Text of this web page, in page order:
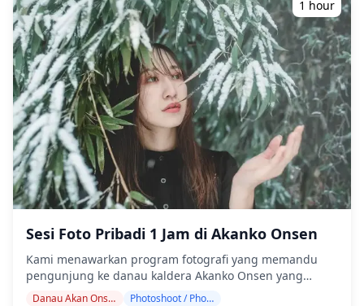
(https://assets.hldycdn.com/129f4a9e-3d95-43e8-919d-
2622006d39e6.jpg) ![]
(https://assets.hldycdn.com/c092fd0f-71f9-4c9f-a08c-
2b067ceaefed.jpg) ![]
(https://assets.hldycdn.com/experiences/
**Yang Termasuk** ・Sesi foto 1 jam ・Data foto (100+
file asli) ・Koreksi warna hingga 10 foto sesuai
permintaan Harap dicatat: Pengeditan tidak termasuk
retouching atau mengubah bentuk tubuh, fitur wajah,
latar belakang, atau menghapus objek. **Yang Tidak
Termasuk** ・Biaya masuk atau reservasi tiket untuk
fasilitas berbayar (Biaya masuk fotografer, jika ada,
ditanggung oleh pelanggan.) ・Biaya transportasi ke
ingin memotret di beberapa lokasi, biaya transportasi
dipesan akan ditanggung oleh pelanggan. ・Biaya
tambahan mungkin berlaku jika lokasi pemotretan yang
diminta berada di daerah terpencil (Anda akan
Inggris/Mandarin/Korea. File asli 100+ foto akan
dikirimkan dalam waktu seminggu, dan Anda dapat
memilih 10 foto favorit Anda untuk dikirim ulang.
Koreksi dilakukan untuk membangkitkan suasana
tertentu, dan jika diinginkan, penyesuaian dapat
dilakukan pada suasana hati dan warna. Biarkan kami
mengabadikan momen spesial Anda di Niseko melalui
layanan fotografi kami! ◆ Informasi penting: ・Jika Anda
terlambat tiba untuk waktu pertemuan yang
dijadwalkan, durasi pemotretan dan jumlah foto yang
dikirimkan dapat dikurangi. ・Jika hujan diperkirakan
akan turun di tempat pemotretan 3 hari sebelum
tanggal yang dijadwalkan atau jika tiba-tiba hujan pada
hari pemotretan, tiga opsi tersedia: (1) menjadwal ulang
tanggal dan waktu, (2) mengubah lokasi, atau (3)
membatalkan pemotretan. ![]
(https://assets.hldycdn.com/67cf2779-c106-49c2-a561-
bed557f882a8.jpg) ![]
1 hour
Sesi Foto Pribadi 1 Jam di Akanko Onsen
Kami menawarkan program fotografi yang memandu
pengunjung ke danau kaldera Akanko Onsen yang
masih alami dan pemandangan gunung berapi.
Danau Akan Onsen Photoshoot / Photo tour